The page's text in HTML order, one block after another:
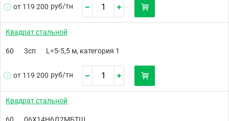
от 119 200 руб/тн
Квадрат стальной
60 3сп L=5-5,5 м, категория 1
от 119 200 руб/тн
Квадрат стальной
60 06Х14Н6Д2МБТШ